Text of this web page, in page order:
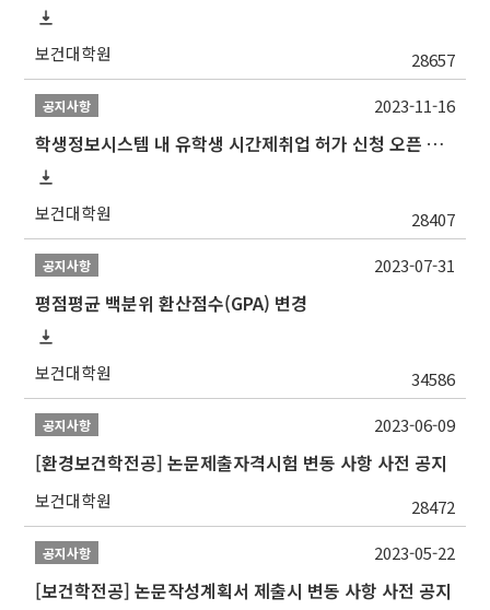
보건대학원 28657
공지사항
학생정보시스템 내 유학생 시간제취업 허가 신청 오픈 안내
보건대학원 28407
2023-11-16
공지사항
평점평균 백분위 환산점수(GPA) 변경
보건대학원 34586
2023-07-31
공지사항
[환경보건학전공] 논문제출자격시험 변동 사항 사전 공지
보건대학원 28472
2023-06-09
공지사항
[보건학전공] 논문작성계획서 제출시 변동 사항 사전 공지
2023-05-22